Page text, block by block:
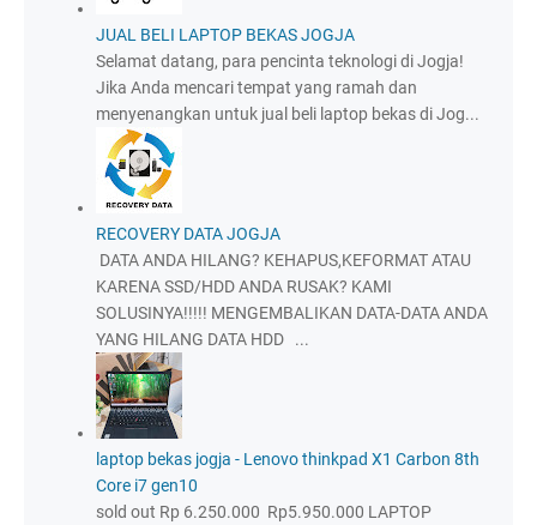
JUAL BELI LAPTOP BEKAS JOGJA
Selamat datang, para pencinta teknologi di Jogja!
Jika Anda mencari tempat yang ramah dan
menyenangkan untuk jual beli laptop bekas di Jog...
RECOVERY DATA JOGJA
DATA ANDA HILANG? KEHAPUS,KEFORMAT ATAU
KARENA SSD/HDD ANDA RUSAK? KAMI
SOLUSINYA!!!!! MENGEMBALIKAN DATA-DATA ANDA
YANG HILANG DATA HDD ...
laptop bekas jogja - Lenovo thinkpad X1 Carbon 8th
Core i7 gen10
sold out Rp 6.250.000 Rp5.950.000 LAPTOP